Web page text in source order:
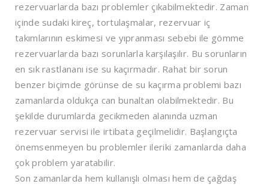
rezervuarlarda bazı problemler çıkabilmektedir. Zaman
içinde sudaki kireç, tortulaşmalar, rezervuar iç
takımlarının eskimesi ve yıpranması sebebi ile gömme
rezervuarlarda bazı sorunlarla karşılaşılır. Bu sorunların
en sık rastlananı ise su kaçırmadır. Rahat bir sorun
benzer biçimde görünse de su kaçırma problemi bazı
zamanlarda oldukça can bunaltan olabilmektedir. Bu
şekilde durumlarda gecikmeden alanında uzman
rezervuar servisi ile irtibata geçilmelidir. Başlangıçta
önemsenmeyen bu problemler ileriki zamanlarda daha
çok problem yaratabilir.
Son zamanlarda hem kullanışlı olması hem de çağdaş